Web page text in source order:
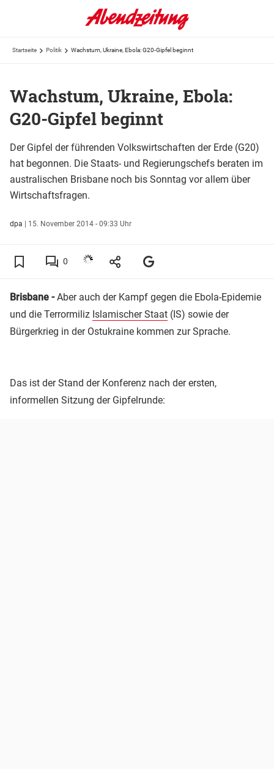
Startseite Politik Wachstum, Ukraine, Ebola: G20-Gipfel beginnt
Wachstum, Ukraine, Ebola:
G20-Gipfel beginnt
Der Gipfel der führenden Volkswirtschaften der Erde (G20)
hat begonnen. Die Staats- und Regierungschefs beraten im
australischen Brisbane noch bis Sonntag vor allem über
Wirtschaftsfragen.
dpa | 15. November 2014 - 09:33 Uhr
0
Brisbane -Aber auch der Kampf gegen die Ebola-Epidemie
und die Terrormiliz Islamischer Staat (IS) sowie der
Bürgerkrieg in der Ostukraine kommen zur Sprache.
Das ist der Stand der Konferenz nach der ersten,
informellen Sitzung der Gipfelrunde: